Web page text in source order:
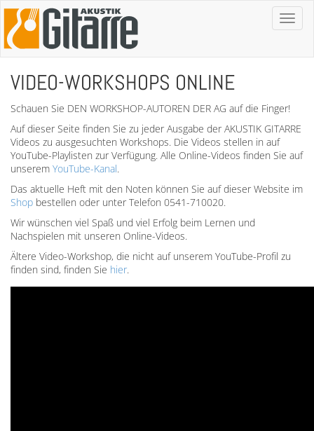
Toggle
VIDEO-WORKSHOPS ONLINE
Schauen Sie DEN WORKSHOP-AUTOREN DER AG auf die Finger!
Auf dieser Seite finden Sie zu jeder Ausgabe der AKUSTIK GITARRE
Videos zu ausgesuchten Workshops. Die Videos stellen in auf
YouTube-Playlisten zur Verfügung. Alle Online-Videos finden Sie auf
unserem YouTube-Kanal.
Das aktuelle Heft mit den Noten können Sie auf dieser Website im
Shop bestellen oder unter Telefon 0541-710020.
Wir wünschen viel Spaß und viel Erfolg beim Lernen und
Nachspielen mit unseren Online-Videos.
Ältere Video-Workshop, die nicht auf unserem YouTube-Profil zu
finden sind, finden Sie hier.